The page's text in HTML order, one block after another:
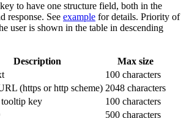
to have one structure field, both in the
response. See example for details. Priority of
user is shown in the table in descending
Description
Max size
100 characters
(https or http scheme) 2048 characters
key
100 characters
500 characters